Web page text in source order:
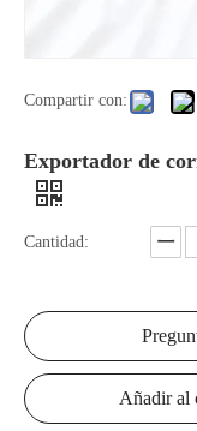
Compartir con:
Exportador de
Cantidad:
Añadir al